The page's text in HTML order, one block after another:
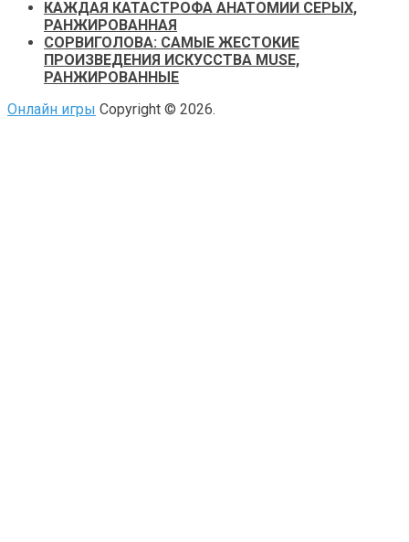
КАЖДАЯ КАТАСТРОФА АНАТОМИИ СЕРЫХ,
РАНЖИРОВАННАЯ
СОРВИГОЛОВА: САМЫЕ ЖЕСТОКИЕ
ПРОИЗВЕДЕНИЯ ИСКУССТВА MUSE,
РАНЖИРОВАННЫЕ
Онлайн игры Copyright © 2026.